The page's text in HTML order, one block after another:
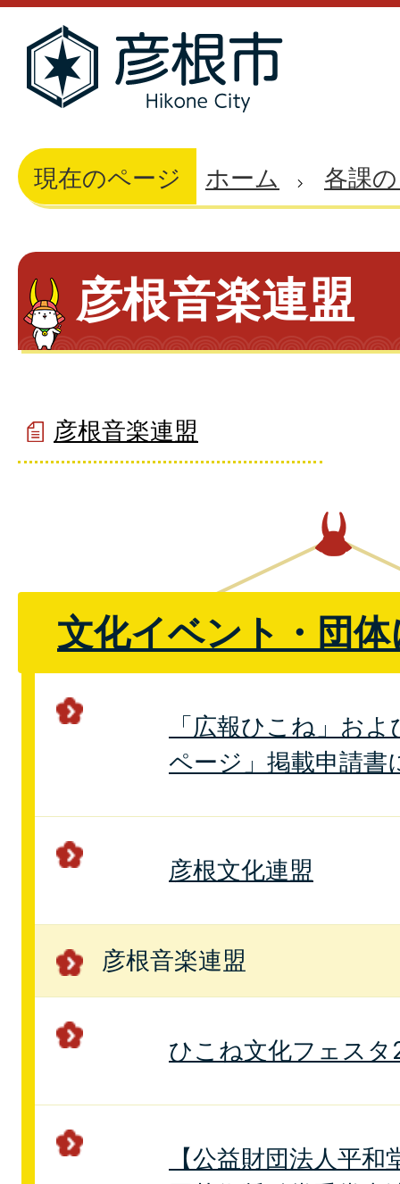
現在のページ ホーム 各課
彦根音楽連盟
彦根音楽連盟
文化イベント・団
「広報ひこね」お
ページ」掲載申請書
彦根文化連盟
彦根音楽連盟
ひこね文化フェス
【公益財団法人平